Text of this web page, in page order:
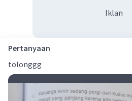
Iklan
Pertanyaan
tolonggg